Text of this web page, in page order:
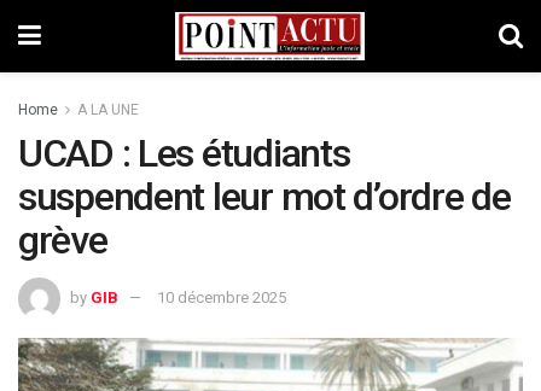
Home A LA UNE
UCAD : Les étudiants
suspendent leur mot d’ordre de
grève
by GIB 10 décembre 2025